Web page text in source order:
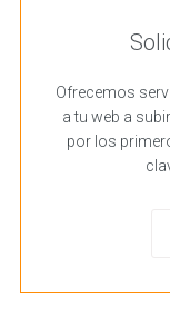
Ofrecemos
a tu web a
por los